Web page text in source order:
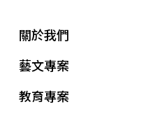
關於我們
藝文專案
教育專案